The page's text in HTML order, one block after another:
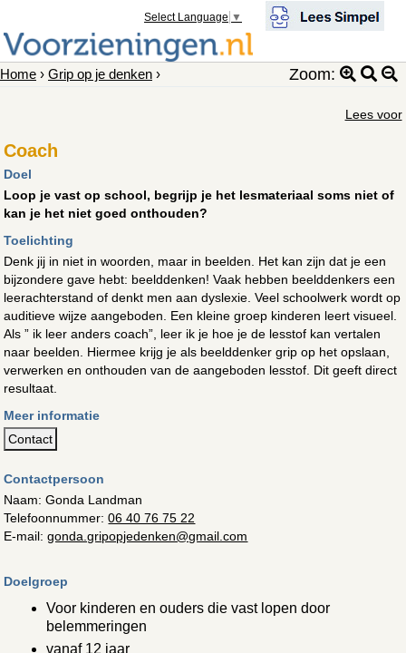
Select Language ▼
Home › Grip op je denken › Zoom:
Lees voor
Coach
Doel
Loop je vast op school, begrijp je het lesmateriaal soms niet of
kan je het niet goed onthouden?
Toelichting
Denk jij in niet in woorden, maar in beelden. Het kan zijn dat je een
bijzondere gave hebt: beelddenken! Vaak hebben beelddenkers een
leerachterstand of denkt men aan dyslexie. Veel schoolwerk wordt op
auditieve wijze aangeboden. Een kleine groep kinderen leert visueel.
Als ” ik leer anders coach”, leer ik je hoe je de lesstof kan vertalen
naar beelden. Hiermee krijg je als beelddenker grip op het opslaan,
verwerken en onthouden van de aangeboden lesstof. Dit geeft direct
resultaat.
Meer informatie
Contact
Contactpersoon
Naam: Gonda Landman
Telefoonnummer:06 40 76 75 22
E-mail:gonda.gripopjedenken@gmail.com
Doelgroep
Voor kinderen en ouders die vast lopen door
belemmeringen
vanaf 12 jaar